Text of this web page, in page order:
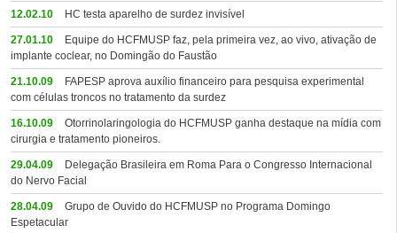
12.02.10 HC testa aparelho de surdez invisível
27.01.10
Equipe do HCFMUSP faz, pela primeira vez, ao vivo, ativação de
implante coclear, no Domingão do Faustão
21.10.09
FAPESP aprova auxílio financeiro para pesquisa experimental
com células troncos no tratamento da surdez
16.10.09
Otorrinolaringologia do HCFMUSP ganha destaque na mídia com
cirurgia e tratamento pioneiros.
29.04.09
Delegação Brasileira em Roma Para o Congresso Internacional
do Nervo Facial
28.04.09
Grupo de Ouvido do HCFMUSP no Programa Domingo
Espetacular